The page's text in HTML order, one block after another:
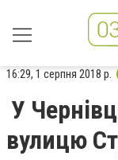
16:29, 1 серпня 2018 р.
У
вулицю